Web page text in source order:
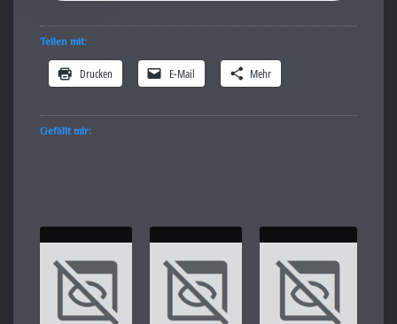
Teilen mit:
Drucken E-Mail Mehr
Gefällt mir: